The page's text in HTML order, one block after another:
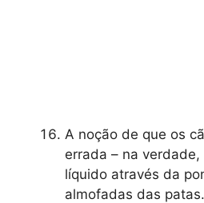
A noção de que os
errada – na
líquido através da
almofadas das patas.